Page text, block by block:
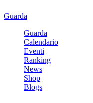
Guarda
Guarda
Calendario
Eventi
Ranking
News
Shop
Blogs